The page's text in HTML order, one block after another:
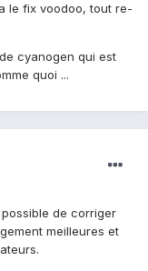
le fix voodoo, tout re-
cyanogen qui est
quoi ...
de corriger
meilleures et